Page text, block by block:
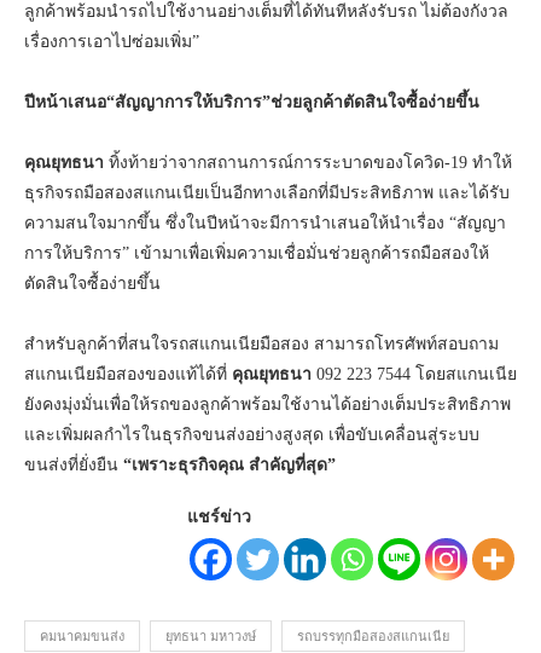
ลูกค้าพร้อมนำรถไปใช้งานอย่างเต็มที่ได้ทันทีหลังรับรถ ไม่ต้องกังวล
เรื่องการเอาไปซ่อมเพิ่ม”
ปีหน้าเสนอ“สัญญาการให้บริการ”ช่วยลูกค้าตัดสินใจซื้อง่ายขึ้น
คุณยุทธนา ทิ้งท้ายว่าจากสถานการณ์การระบาดของโควิด-19 ทำให้
ธุรกิจรถมือสองสแกนเนียเป็นอีกทางเลือกที่มีประสิทธิภาพ และได้รับ
ความสนใจมากขึ้น ซึ่งในปีหน้าจะมีการนำเสนอให้นำเรื่อง “สัญญา
การให้บริการ” เข้ามาเพื่อเพิ่มความเชื่อมั่นช่วยลูกค้ารถมือสองให้
ตัดสินใจซื้อง่ายขึ้น
สำหรับลูกค้าที่สนใจรถสแกนเนียมือสอง สามารถโทรศัพท์สอบถาม
สแกนเนียมือสองของแท้ได้ที่ คุณยุทธนา 092 223 7544 โดยสแกนเนีย
ยังคงมุ่งมั่นเพื่อให้รถของลูกค้าพร้อมใช้งานได้อย่างเต็มประสิทธิภาพ
และเพิ่มผลกำไรในธุรกิจขนส่งอย่างสูงสุด เพื่อขับเคลื่อนสู่ระบบ
ขนส่งที่ยั่งยืน “เพราะธุรกิจคุณ สำคัญที่สุด”
แชร์ข่าว
คมนาคมขนส่ง ยุทธนา มหาวงษ์ รถบรรทุกมือสองสแกนเนีย